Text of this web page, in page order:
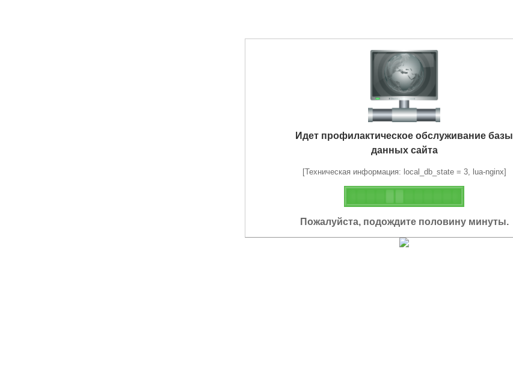
Идет профилактическое обслуживание базы
данных сайта
[Техническая информация: local_db_state = 3, lua-nginx]
Пожалуйста, подождите половину минуты.